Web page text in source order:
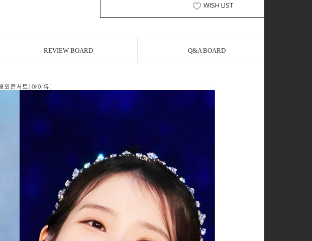
WISH LIST
REVIEW BOARD Q&A BOARD